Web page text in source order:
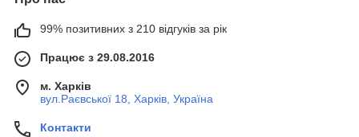
99% позитивних з 210 відгуків за рік
Працює з 29.08.2016
м. Харків
вул.Раєвської 18, Харків, Україна
Контакти